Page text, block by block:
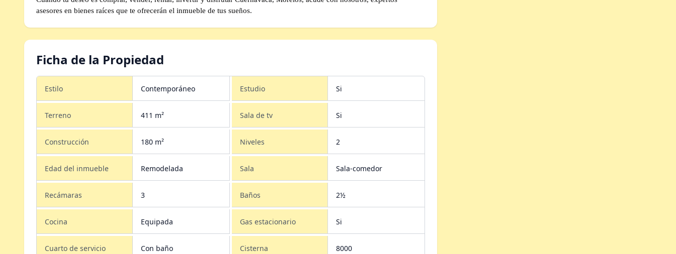
asesores en bienes raíces que te ofrecerán el inmueble de tus sueños.
Ficha de la Propiedad
Estilo Contemporáneo Estudio Si
Terreno 411 m² Sala de tv Si
Construcción 180 m² Niveles 2
Edad del inmueble Remodelada Sala Sala-comedor
Recámaras 3 Baños 2½
Cocina Equipada Gas estacionario Si
Cuarto de servicio Con baño Cisterna 8000